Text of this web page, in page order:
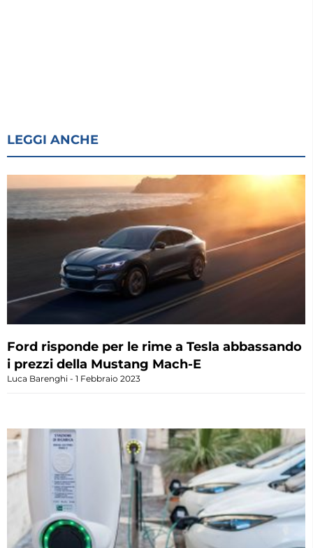
LEGGI ANCHE
Ford risponde per le rime a Tesla abbassando
i prezzi della Mustang Mach-E
Luca Barenghi 1 Febbraio 2023